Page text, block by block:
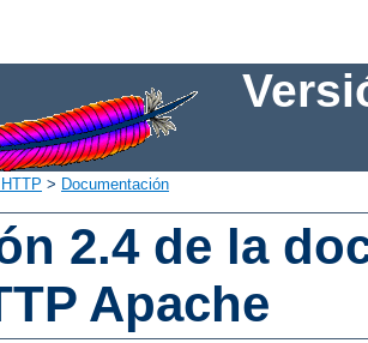
> Documentación
2.4 de la
Apache